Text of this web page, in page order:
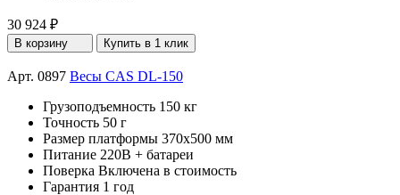
30 924 ₽
В корзину Купить в 1 клик
Арт. 0897 Весы CAS DL-150
Грузоподъемность 150 кг
Точность 50 г
Размер платформы 370х500 мм
Питание 220В + батареи
Поверка Включена в стоимость
Гарантия 1 год